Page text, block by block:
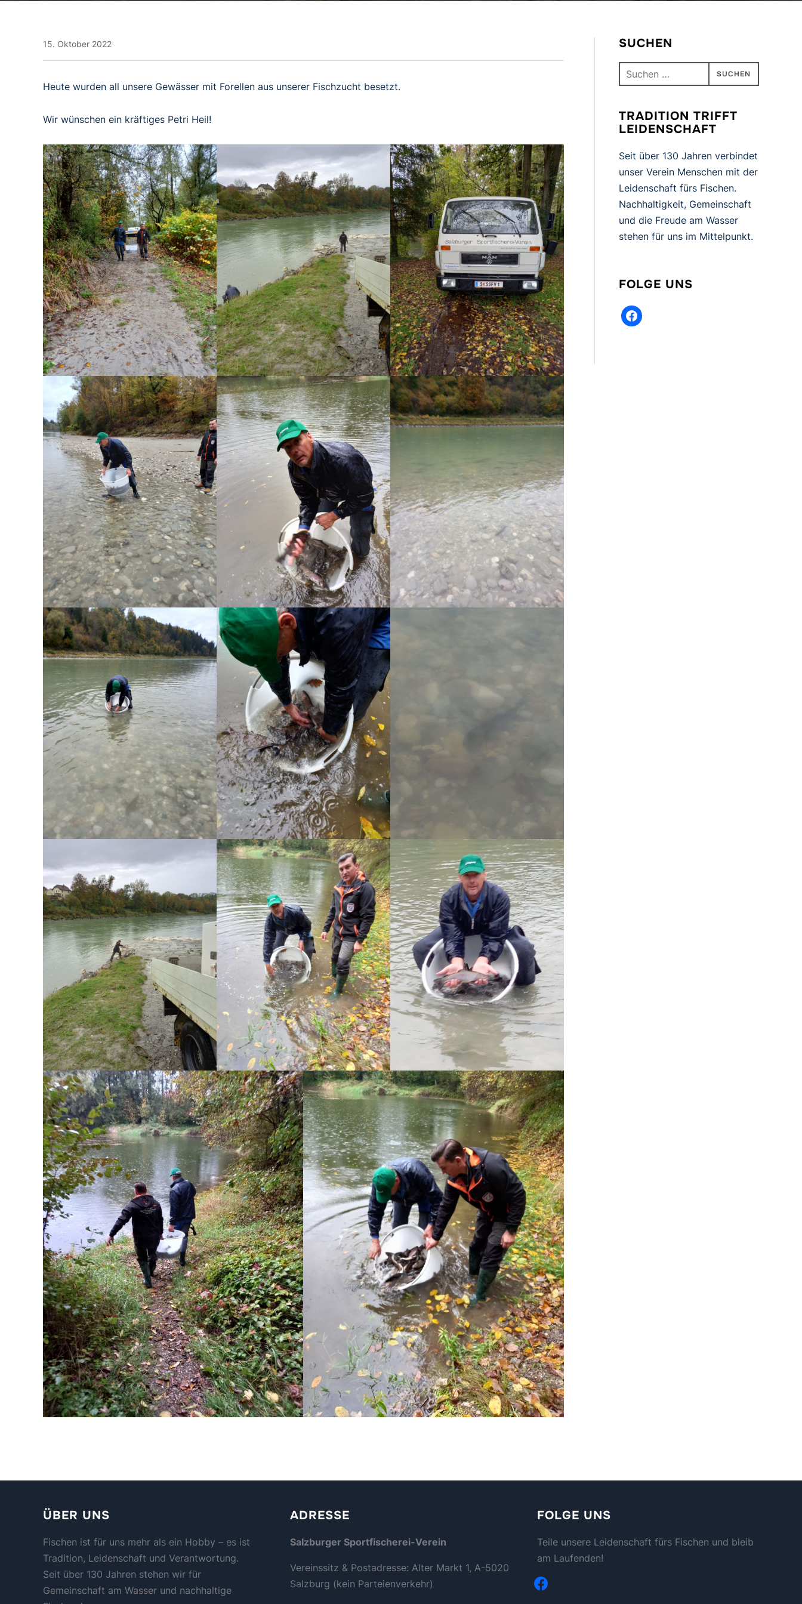
15. Oktober 2022
Heute wurden all unsere Gewässer mit Forellen aus unserer Fischzucht besetzt.
Wir wünschen ein kräftiges Petri Heil!
SUCHEN
Suchen
nach:
TRADITION TRIFFT
LEIDENSCHAFT
Seit über 130 Jahren verbindet
unser Verein Menschen mit der
Leidenschaft fürs Fischen.
Nachhaltigkeit, Gemeinschaft
und die Freude am Wasser
stehen für uns im Mittelpunkt.
FOLGE UNS
facebook
ÜBER UNS
Fischen ist für uns mehr als ein Hobby – es ist
Tradition, Leidenschaft und Verantwortung.
Seit über 130 Jahren stehen wir für
Gemeinschaft am Wasser und nachhaltige
ADRESSE
Salzburger Sportfischerei-Verein
Vereinssitz & Postadresse: Alter Markt 1, A-5020
Salzburg (kein Parteienverkehr)
FOLGE UNS
Teile unsere Leidenschaft fürs Fischen und bleib
am Laufenden!
facebook